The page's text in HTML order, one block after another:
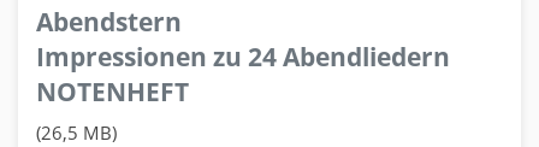
Abendstern
Impressionen zu 24 Abendliedern
NOTENHEFT
(26,5 MB)